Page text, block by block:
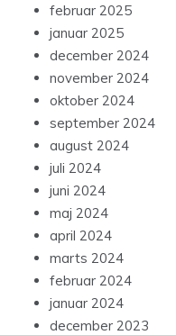
februar 2025
januar 2025
december 2024
november 2024
oktober 2024
september 2024
august 2024
juli 2024
juni 2024
maj 2024
april 2024
marts 2024
februar 2024
januar 2024
december 2023